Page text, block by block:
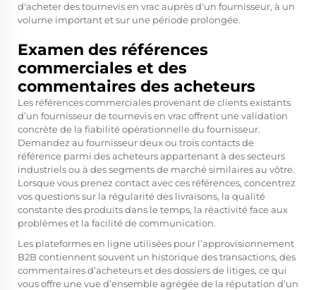
d'acheter des tournevis en vrac auprès d'un fournisseur, à un
volume important et sur une période prolongée.
Examen des références
commerciales et des
commentaires des acheteurs
Les références commerciales provenant de clients existants
d’un fournisseur de tournevis en vrac offrent une validation
concrète de la fiabilité opérationnelle du fournisseur.
Demandez au fournisseur deux ou trois contacts de
référence parmi des acheteurs appartenant à des secteurs
industriels ou à des segments de marché similaires au vôtre.
Lorsque vous prenez contact avec ces références, concentrez
vos questions sur la régularité des livraisons, la qualité
constante des produits dans le temps, la réactivité face aux
problèmes et la facilité de communication.
Les plateformes en ligne utilisées pour l’approvisionnement
B2B contiennent souvent un historique des transactions, des
commentaires d’acheteurs et des dossiers de litiges, ce qui
vous offre une vue d’ensemble agrégée de la réputation d’un